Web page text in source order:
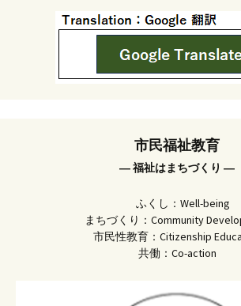
市民福祉教育
― 福祉はまちづくり ―
ふくし：Well-being
まちづくり：Community
市民性教育：Citizenship
共働：Co-action